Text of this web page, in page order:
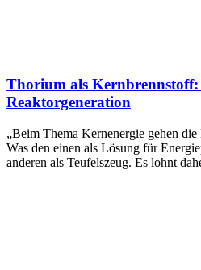
Thorium als Kernbrennstoff:
Reaktorgeneration
„Beim Thema Kernenergie gehen
Was den einen als Lösung für
anderen als Teufelszeug. Es lohnt